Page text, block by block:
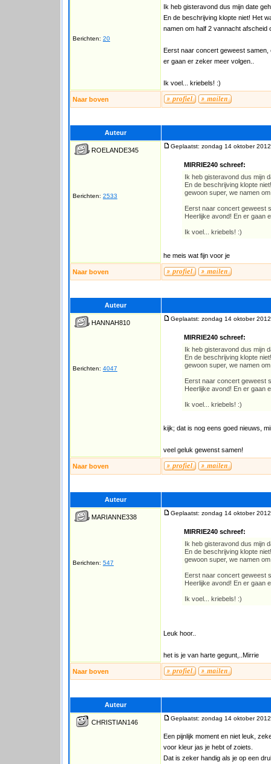
Berichten: 20
Ik heb gisteravond dus mijn date
En de beschrijving klopte niet! Het
namen om half 2 vannacht afscheid
Eerst naar concert geweest samen,
er gaan er zeker meer volgen..
Ik voel... kriebels! :)
Naar boven
Auteur
ROELANDE345
Berichten: 2533
Geplaatst: zondag 14 oktober
MIRRIE240 schreef:
Ik heb gisteravond dus mijn
En de beschrijving klopte
gewoon super, we namen
Eerst naar concert geweest
Heerlijke avond! En er gaan
Ik voel... kriebels! :)
he meis wat fijn voor je
Naar boven
Auteur
HANNAH810
Berichten: 4047
Geplaatst: zondag 14 oktober
MIRRIE240 schreef:
Ik heb gisteravond dus mijn
En de beschrijving klopte
gewoon super, we namen
Eerst naar concert geweest
Heerlijke avond! En er gaan
Ik voel... kriebels! :)
kijk; dat is nog eens goed nieuws,
veel geluk gewenst samen!
Naar boven
Auteur
MARIANNE338
Berichten: 547
Geplaatst: zondag 14 oktober
MIRRIE240 schreef:
Ik heb gisteravond dus mijn
En de beschrijving klopte
gewoon super, we namen
Eerst naar concert geweest
Heerlijke avond! En er gaan
Ik voel... kriebels! :)
Leuk hoor..
het is je van harte gegunt,..Mirrie
Naar boven
Auteur
CHRISTIAN146
Geplaatst: zondag 14 oktober
Een pijnlijk moment en niet leuk,
voor kleur jas je hebt of zoiets.
Dat is zeker handig als je op een